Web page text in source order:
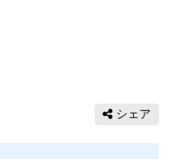
シェア